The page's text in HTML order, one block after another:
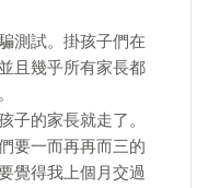
測試。掛孩子們在
且幾乎所有家長都
子的家長就走了。
要一而再再而三的
覺得我上個月交過